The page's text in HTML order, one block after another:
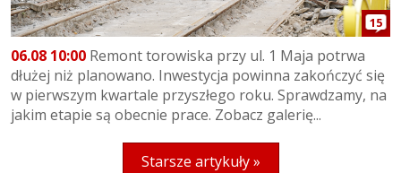
15
06.08 10:00 Remont torowiska przy ul. 1 Maja potrwa
dłużej niż planowano. Inwestycja powinna zakończyć się
w pierwszym kwartale przyszłego roku. Sprawdzamy, na
jakim etapie są obecnie prace. Zobacz galerię...
Starsze artykuły »